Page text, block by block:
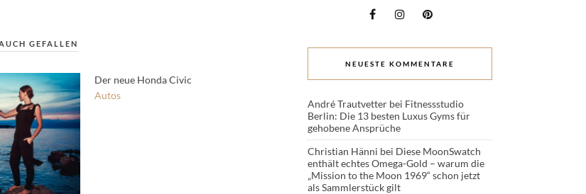
GEFALLEN
Der neue Honda Civic
Autos
NEUESTE KOMMENTARE
André Trautvetter bei Fitnessstudio
Berlin: Die 13 besten Luxus Gyms für
gehobene Ansprüche
Christian Hänni bei Diese MoonSwatch
enthält echtes Omega-Gold – warum die
„Mission to the Moon 1969“ schon jetzt
als Sammlerstück gilt